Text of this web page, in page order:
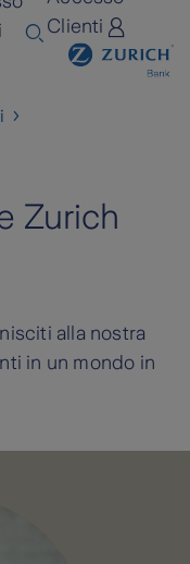
Clienti
Zurich
alla nostra
in un mondo in